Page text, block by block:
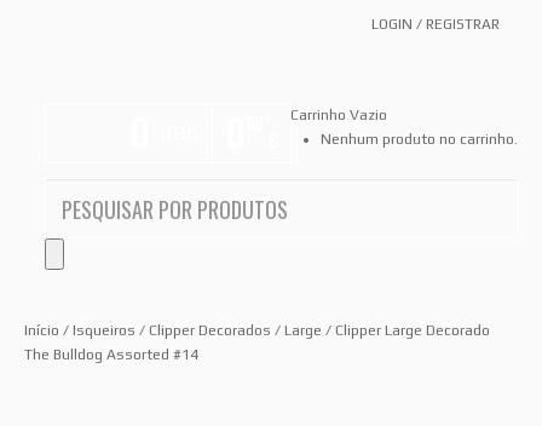
LOGIN / REGISTRAR
Carrinho Vazio
Nenhum produto no carrinho.
Início / Isqueiros / Clipper Decorados / Large / Clipper Large Decorado
The Bulldog Assorted #14